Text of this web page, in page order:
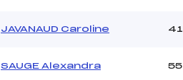
JAVANAUD Caroline 41
SAUGE Alexandra 55